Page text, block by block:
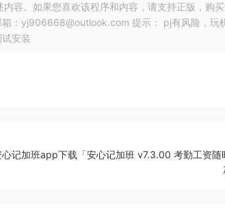
容。如果您喜欢该程序和内容，请支持正版，购
：yj906668@outlook.com 提示： pj有风险，玩
安装
心记加班app下载「安心记加班 v7.3.00 考勤工资随